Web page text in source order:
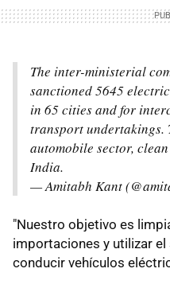
The inter-ministerial
sanctioned 5645
in 65 cities and for
transport undertakings.
automobile sector,
India.
— Amitabh Kant
"Nuestro objetivo es
importaciones y utilizar el
conducir vehículos